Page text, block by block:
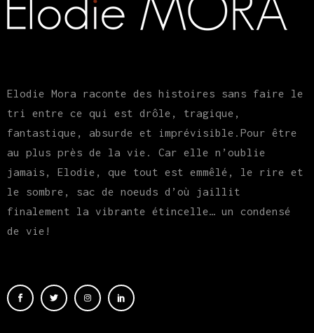
Elodie Mora raconte des histoires sans faire le
tri entre ce qui est drôle, tragique,
fantastique, absurde et imprévisible.Pour être
au plus près de la vie. Car elle n’oublie
jamais, Elodie, que tout est emmêlé, le rire et
le sombre, sac de noeuds d’où jaillit
finalement la vibrante étincelle… un condensé
de vie!